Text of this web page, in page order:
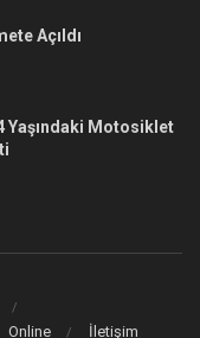
Açıldı
Yaşındaki Motosiklet
Online İletişim